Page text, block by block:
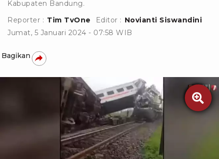
Kabupaten Bandung.
Reporter : Tim TvOne Editor : Novianti Siswandini
Jumat, 5 Januari 2024 - 07:58 WIB
Bagikan
